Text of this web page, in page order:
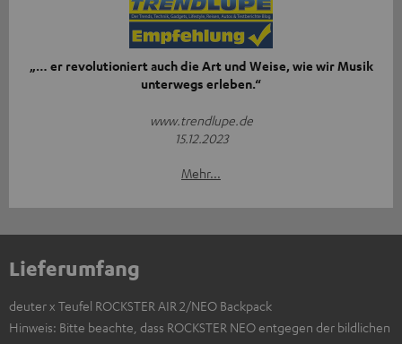
„… er revolutioniert auch die Art und Weise, wie wir Musik
unterwegs erleben.“
www.trendlupe.de
15.12.2023
Mehr...
Lieferumfang
deuter x Teufel ROCKSTER AIR 2/NEO Backpack
Hinweis: Bitte beachte, dass ROCKSTER NEO entgegen der bildlichen